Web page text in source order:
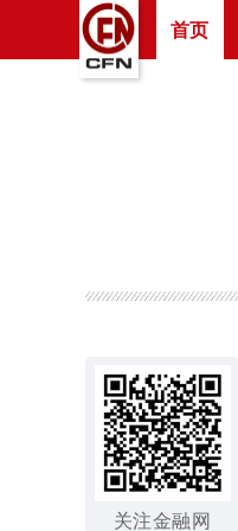
首页
关注金融网